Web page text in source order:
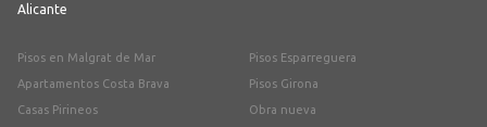
Alicante
Pisos en Malgrat de Mar
Apartamentos Costa Brava
Casas Pirineos
Pisos Esparreguera
Pisos Girona
Obra nueva